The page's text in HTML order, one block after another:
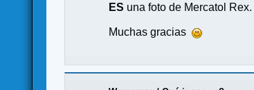
ES una foto de Mercatol Rex.
Muchas gracias